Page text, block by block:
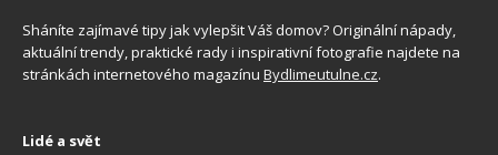
Sháníte zajímavé tipy jak vylepšit Váš domov? Originální nápady,
aktuální trendy, praktické rady i inspirativní fotografie najdete na
stránkách internetového magazínu Bydlimeutulne.cz.
Lidé a svět